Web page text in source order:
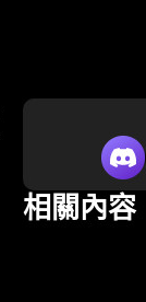
相關內容